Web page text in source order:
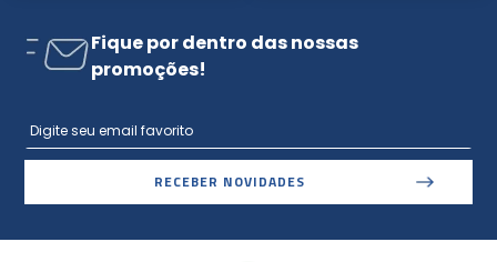
Fique por dentro das nossas
promoções!
RECEBER NOVIDADES